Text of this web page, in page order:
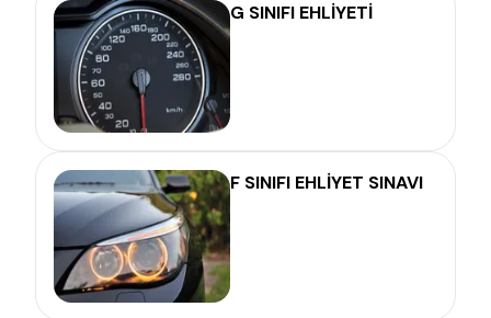
G SINIFI EHLİYETİ
F SINIFI EHLİYET SINAVI